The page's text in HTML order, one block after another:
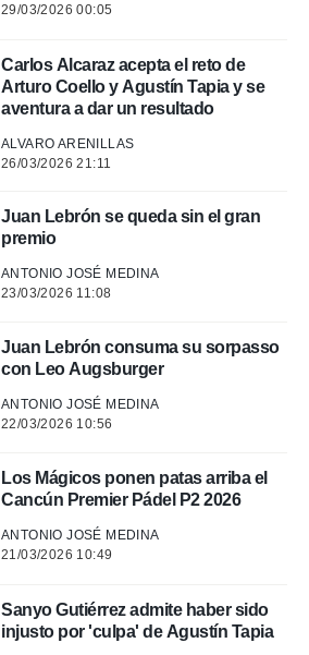
29/03/2026 00:05
Carlos Alcaraz acepta el reto de
Arturo Coello y Agustín Tapia y se
aventura a dar un resultado
ALVARO ARENILLAS
26/03/2026 21:11
Juan Lebrón se queda sin el gran
premio
ANTONIO JOSÉ MEDINA
23/03/2026 11:08
Juan Lebrón consuma su sorpasso
con Leo Augsburger
ANTONIO JOSÉ MEDINA
22/03/2026 10:56
Los Mágicos ponen patas arriba el
Cancún Premier Pádel P2 2026
ANTONIO JOSÉ MEDINA
21/03/2026 10:49
Sanyo Gutiérrez admite haber sido
injusto por 'culpa' de Agustín Tapia